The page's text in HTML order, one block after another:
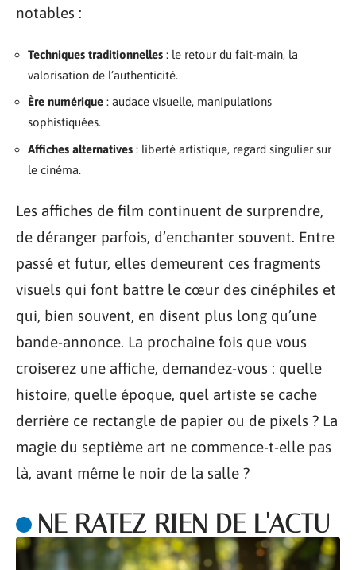
notables :
Techniques traditionnelles : le retour du fait-main, la
valorisation de l’authenticité.
Ère numérique : audace visuelle, manipulations
sophistiquées.
Affiches alternatives : liberté artistique, regard singulier sur
le cinéma.
Les affiches de film continuent de surprendre,
de déranger parfois, d’enchanter souvent. Entre
passé et futur, elles demeurent ces fragments
visuels qui font battre le cœur des cinéphiles et
qui, bien souvent, en disent plus long qu’une
bande-annonce. La prochaine fois que vous
croiserez une affiche, demandez-vous : quelle
histoire, quelle époque, quel artiste se cache
derrière ce rectangle de papier ou de pixels ? La
magie du septième art ne commence-t-elle pas
là, avant même le noir de la salle ?
NE RATEZ RIEN DE L'ACTU